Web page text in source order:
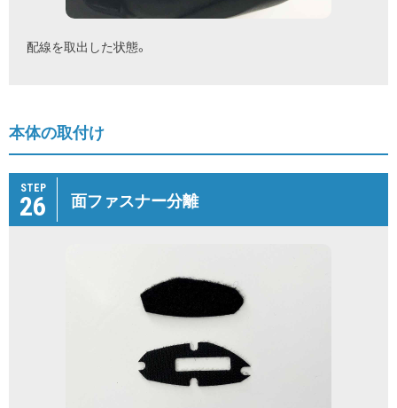
配線を取出した状態。
本体の取付け
STEP
26 面ファスナー分離